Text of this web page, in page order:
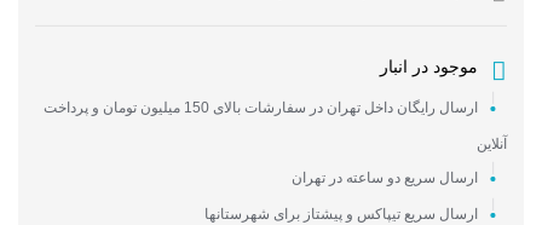
موجود در انبار
ارسال رایگان داخل تهران در سفارشات بالای 150 میلیون تومان و پرداخت
آنلاین
ارسال سریع دو ساعته در تهران
ارسال سریع تیپاکس و پیشتاز برای شهرستانها